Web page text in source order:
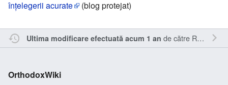
înțelegerii acurate
(blog protejat)
Ultima modificare efectuată acum 1 an de către Radu Seu
OrthodoxWiki